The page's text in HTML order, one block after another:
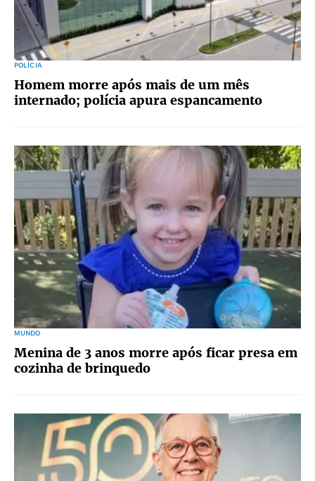
POLÍCIA
Homem morre após mais de um mês
internado; polícia apura espancamento
MUNDO
Menina de 3 anos morre após ficar presa em
cozinha de brinquedo